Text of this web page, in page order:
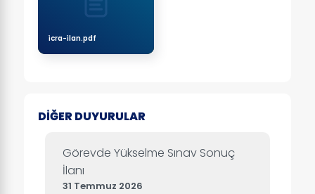
i̇cra-i̇lan.pdf
DİĞER DUYURULAR
Görevde Yükselme Sınav Sonuç
İlanı
31 Temmuz 2026